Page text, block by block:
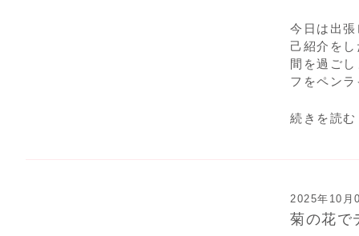
今日は出
己紹介を
間を過ご
フをペン
続きを読む
2025年10月
菊の花で